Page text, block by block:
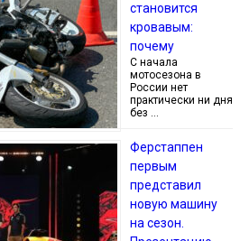
становится
кровавым:
почему
С начала
мотосезона в
России нет
практически ни дня
без …
Ферстаппен
первым
представил
новую машину
на сезон.